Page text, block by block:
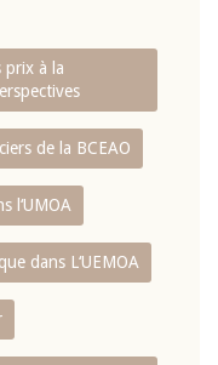
prix à la
de la BCEAO
l‘UMOA
dans L‘UEMOA